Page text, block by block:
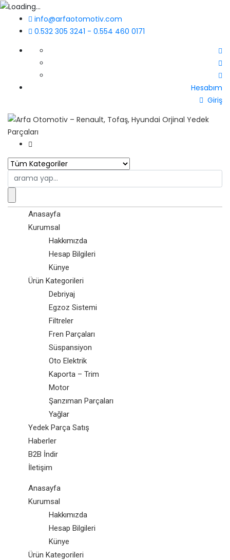
info@arfaotomotiv.com
0.532 305 3241 - 0.554 460 0171
Hesabım
Giriş
Search
for:
Anasayfa
Kurumsal
Hakkımızda
Hesap Bilgileri
Künye
Ürün Kategorileri
Debriyaj
Egzoz Sistemi
Filtreler
Fren Parçaları
Süspansiyon
Oto Elektrik
Kaporta – Trim
Motor
Şanzıman Parçaları
Yağlar
Yedek Parça Satış
Haberler
B2B İndir
İletişim
Anasayfa
Kurumsal
Hakkımızda
Hesap Bilgileri
Künye
Ürün Kategorileri